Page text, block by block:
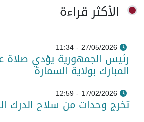
الأكثر قراءة
27/05/2026 - 11:34
رئيس الجمهورية يؤدي صلاة
المبارك بولاية السمارة
17/02/2026 - 12:59
تخرج وحدات من سلاح الدرك